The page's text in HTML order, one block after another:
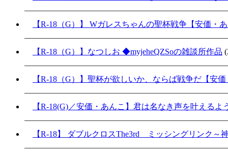
【R-18（G）】 Wガレスちゃんの聖杯戦争【安価・
【R-18（G）】なつしお ◆myjeheQZSoの雑談所作品
【R-18（G）】聖杯が欲しいか、ならば戦争だ【安
【R-18(G)／安価・あんこ】君は名なき声を叶える
【R-18】 ダブルクロスThe3rd ミッシングリンク～